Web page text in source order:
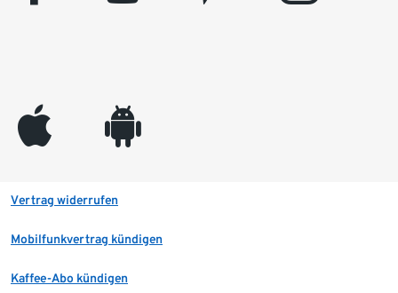
appleinc android
Vertrag widerrufen
Mobilfunkvertrag kündigen
Kaffee-Abo kündigen